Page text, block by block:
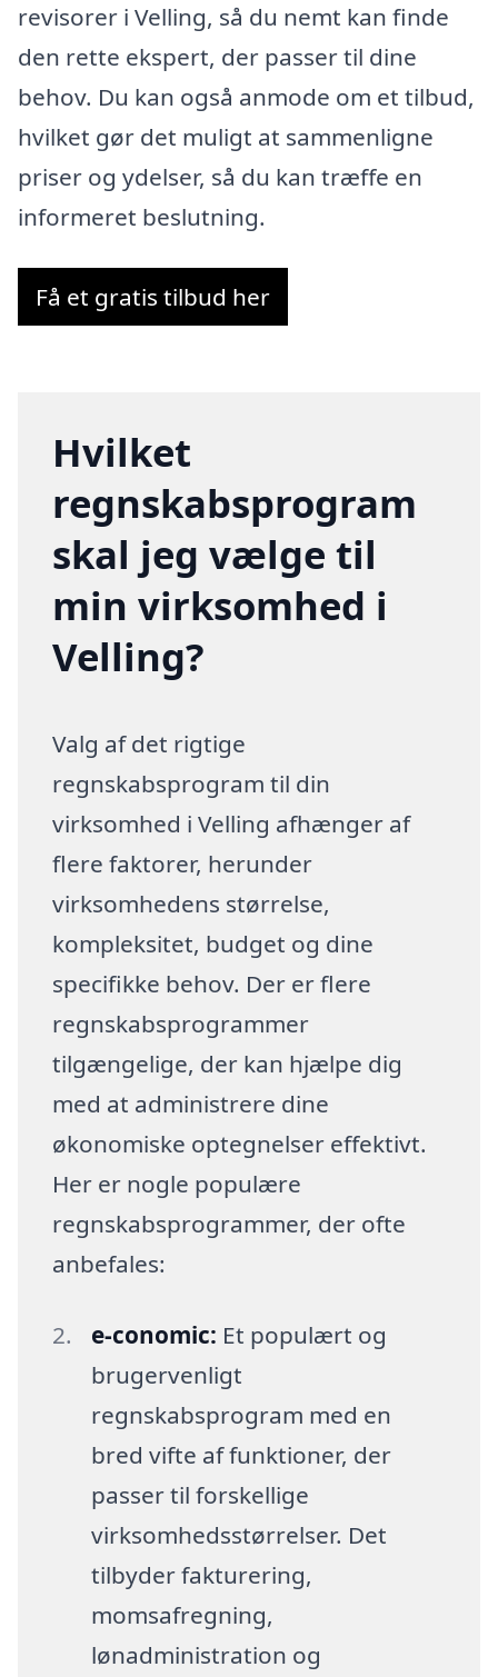
revisorer i Velling, så du nemt kan finde
den rette ekspert, der passer til dine
behov. Du kan også anmode om et tilbud,
hvilket gør det muligt at sammenligne
priser og ydelser, så du kan træffe en
informeret beslutning.
Få et gratis tilbud her
Hvilket
regnskabsprogram
skal jeg vælge til
min virksomhed i
Velling?
Valg af det rigtige
regnskabsprogram til din
virksomhed i Velling afhænger af
flere faktorer, herunder
virksomhedens størrelse,
kompleksitet, budget og dine
specifikke behov. Der er flere
regnskabsprogrammer
tilgængelige, der kan hjælpe dig
med at administrere dine
økonomiske optegnelser effektivt.
Her er nogle populære
regnskabsprogrammer, der ofte
anbefales:
e-conomic: Et populært og
brugervenligt
regnskabsprogram med en
bred vifte af funktioner, der
passer til forskellige
virksomhedsstørrelser. Det
tilbyder fakturering,
momsafregning,
lønadministration og